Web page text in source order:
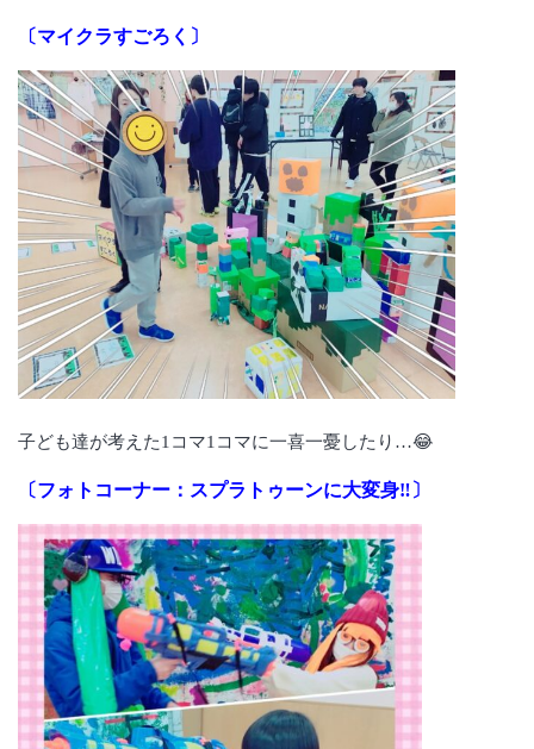
〔マイクラすごろく〕
子ども達が考えた1コマ1コマに一喜一憂したり…😂
〔フォトコーナー：スプラトゥーンに大変身‼〕